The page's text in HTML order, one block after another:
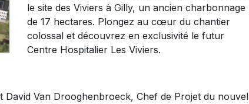
le site des Viviers à Gilly, un ancien charbonnage
de 17 hectares. Plongez au cœur du chantier
colossal et découvrez en exclusivité le futur
Centre Hospitalier Les Viviers.
David Van Drooghenbroeck, Chef de Projet du nouvel